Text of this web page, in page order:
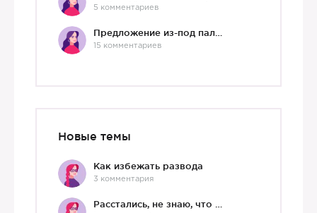
5 комментариев
15 комментариев
Новые темы
Как избежать развода
3 комментария